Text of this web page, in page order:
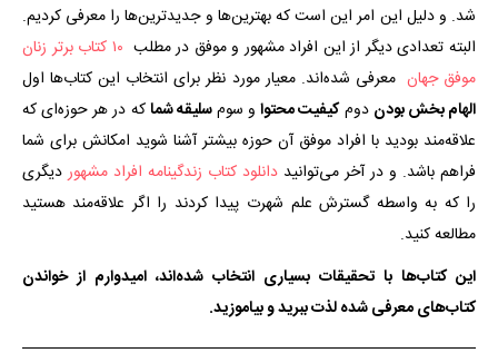
شد. و دلیل این امر این است که بهترین‌ها و جدیدترین‌ها را معرفی کردیم.
البته تعدادی دیگر از این افراد مشهور و موفق در مطلب
۱۰ کتاب برتر زنان
موفق جهان معرفی شده‌اند. معیار مورد نظر برای انتخاب این کتاب‌ها اول
الهام بخش بودن دومکیفیت محتواو سومسلیقه شماکه در هر حوزه‌ای که
علاقه‌مند بودید با افراد موفق آن حوزه بیشتر آشنا شوید امکانش برای شما
فراهم باشد. و در آخر می‌توانید دانلود کتاب زندگینامه افراد مشهور دیگری
را که به واسطه گسترش علم شهرت پیدا کردند را اگر علاقه‌مند هستید
مطالعه کنید.
این کتا‌ب‌ها با تحقیقات بسیاری انتخاب شده‌اند، امیدوارم از خواندن
کتاب‌های معرفی شده لذت ببرید و بیاموزید.